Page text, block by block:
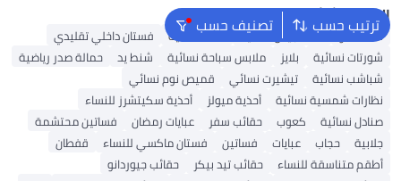
ترتيب حسب تصنيف حسب البحث الشائع
شنط ألدو شنط جيس نسائية شنط نسائية
فستان داخلي تقليدي
شورتات نسائية
بلايز ملابس سباحة نسائية شنط يد
حمالة صدر رياضية
شباشب نسائية
تيشيرت نسائي
قميص نوم نسائي
نظارات شمسية نسائية
أحذية ميولز
أحذية سكيتشرز للنساء
صنادل نسائية
كعوب حقائب سفر عبايات رمضان
فساتين محتشمة
جلابية
حجاب عبايات فساتين فستان ماكسي للنساء
قفطان
أطقم متناسقة للنساء
حقائب تيد بيكر
حقائب جيوردانو